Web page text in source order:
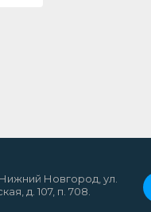
Нижний Новгород, ул.
д. 107, п. 708.